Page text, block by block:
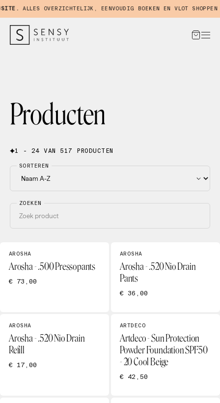
ALLES OVERZICHTELIJK, EENVOUDIG BOEKEN EN VLOT SHOPPEN IN
Producten
1 - 24 VAN 517 PRODUCTEN
ZOEKEN
SORTEREN
AROSHA
Arosha - .500 Pressopants
€ 73,00
AROSHA
Arosha - .520 Nio Drain
Pants
€ 36,00
AROSHA
Arosha - .520 Nio Drain
Refill
€ 17,00
ARTDECO
Artdeco - Sun Protection
Powder Foundation SPF50
- 20 Cool Beige
€ 42,50